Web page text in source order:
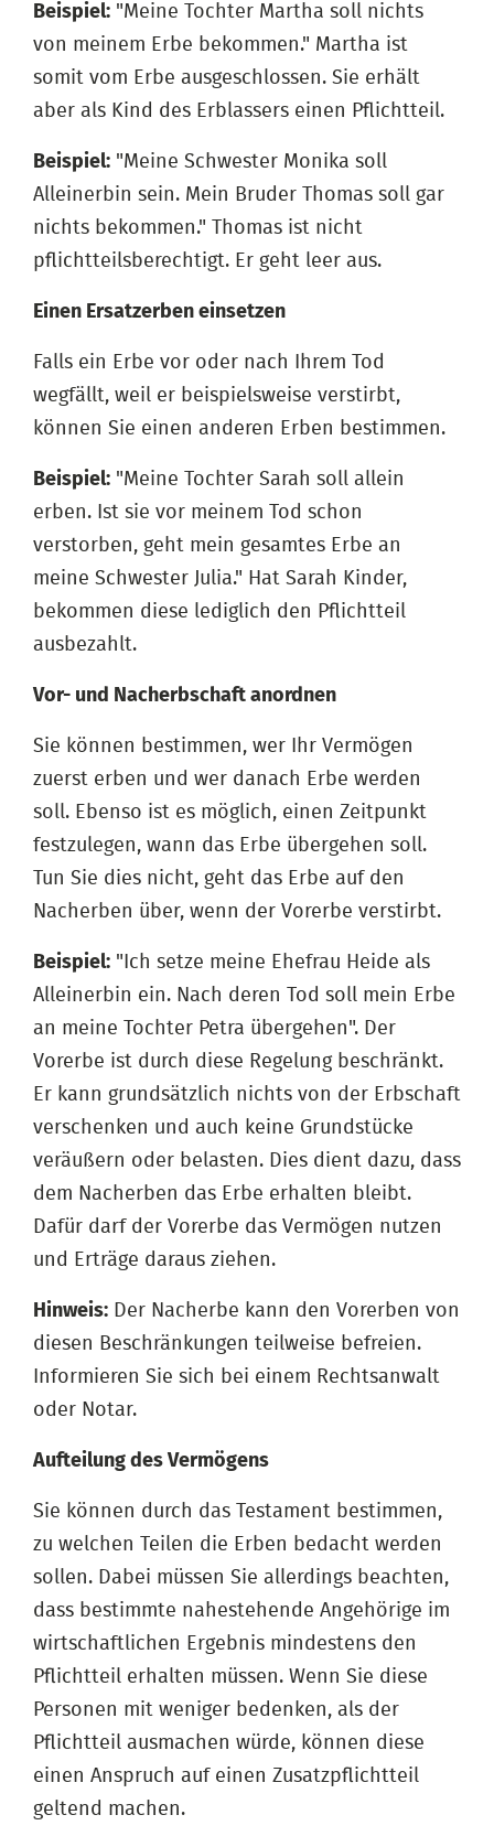
Beispiel: "Meine Tochter Martha soll nichts
von meinem Erbe bekommen." Martha ist
somit vom Erbe ausgeschlossen. Sie erhält
aber als Kind des Erblassers einen Pflichtteil.
Beispiel: "Meine Schwester Monika soll
Alleinerbin sein. Mein Bruder Thomas soll gar
nichts bekommen." Thomas ist nicht
pflichtteilsberechtigt. Er geht leer aus.
Einen Ersatzerben einsetzen
Falls ein Erbe vor oder nach Ihrem Tod
wegfällt, weil er beispielsweise verstirbt,
können Sie einen anderen Erben bestimmen.
Beispiel: "Meine Tochter Sarah soll allein
erben. Ist sie vor meinem Tod schon
verstorben, geht mein gesamtes Erbe an
meine Schwester Julia." Hat Sarah Kinder,
bekommen diese lediglich den Pflichtteil
ausbezahlt.
Vor- und Nacherbschaft anordnen
Sie können bestimmen, wer Ihr Vermögen
zuerst erben und wer danach Erbe werden
soll. Ebenso ist es möglich, einen Zeitpunkt
festzulegen, wann das Erbe übergehen soll.
Tun Sie dies nicht, geht das Erbe auf den
Nacherben über, wenn der Vorerbe verstirbt.
Beispiel: "Ich setze meine Ehefrau Heide als
Alleinerbin ein. Nach deren Tod soll mein Erbe
an meine Tochter Petra übergehen". Der
Vorerbe ist durch diese Regelung beschränkt.
Er kann grundsätzlich nichts von der Erbschaft
verschenken und auch keine Grundstücke
veräußern oder belasten. Dies dient dazu, dass
dem Nacherben das Erbe erhalten bleibt.
Dafür darf der Vorerbe das Vermögen nutzen
und Erträge daraus ziehen.
Hinweis: Der Nacherbe kann den Vorerben von
diesen Beschränkungen teilweise befreien.
Informieren Sie sich bei einem Rechtsanwalt
oder Notar.
Aufteilung des Vermögens
Sie können durch das Testament bestimmen,
zu welchen Teilen die Erben bedacht werden
sollen. Dabei müssen Sie allerdings beachten,
dass bestimmte nahestehende Angehörige im
wirtschaftlichen Ergebnis mindestens den
Pflichtteil erhalten müssen. Wenn Sie diese
Personen mit weniger bedenken, als der
Pflichtteil ausmachen würde, können diese
einen Anspruch auf einen Zusatzpflichtteil
geltend machen.